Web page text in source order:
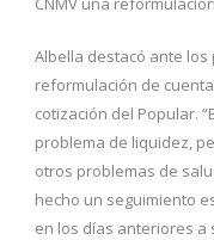
Albella destacó ante
reformulación de
cotización del Popular.
problema de liquidez,
otros problemas de
hecho un seguimiento
en los días anteriores a